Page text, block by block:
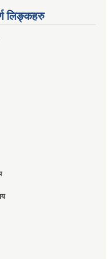
लिङ्कहरु